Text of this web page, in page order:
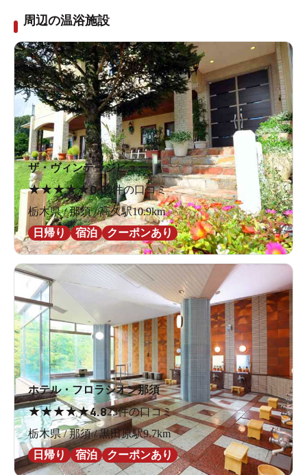
周辺の温浴施設
ザ・ヴィンテージビュー
★★★★★0.00件の口コミ
栃木県 / 那須 / 高久駅10.9km
日帰り
宿泊 クーポンあり
ホテル・フロラシオン那須
★★★★★4.823件の口コミ
栃木県 / 那須 / 黒田原駅9.7km
日帰り
宿泊 クーポンあり